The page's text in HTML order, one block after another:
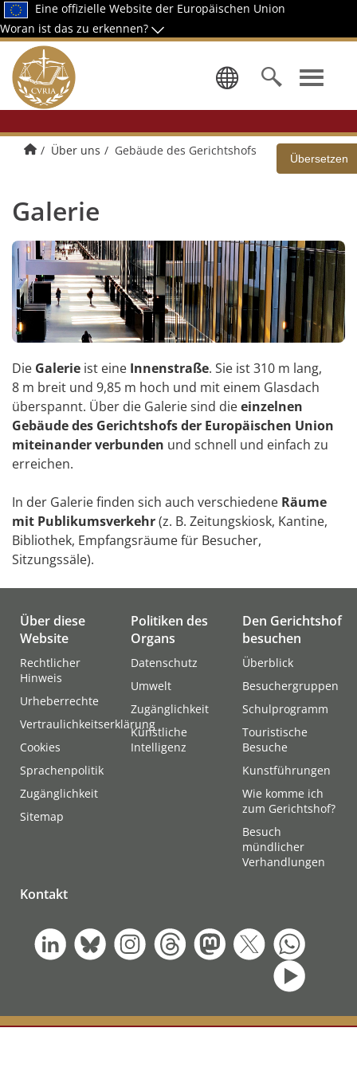
Eine offizielle Website der Europäischen Union
Woran ist das zu erkennen?
Wählen
HomeÜber uns Gebäude des Gerichtshofs
Übersetzen
Galerie
Die Galerie ist eine Innenstraße. Sie ist 310 m lang,
8 m breit und 9,85 m hoch und mit einem Glasdach
überspannt. Über die Galerie sind dieeinzelnen
Gebäude des Gerichtshofs der Europäischen Union
miteinander verbunden und schnell und einfach zu
erreichen.
In der Galerie finden sich auch verschiedene Räume
mit Publikumsverkehr(z. B. Zeitungskiosk, Kantine,
Bibliothek, Empfangsräume für Besucher,
Sitzungssäle).
Über diese
Website
Rechtlicher
Hinweis
Urheberrechte
Vertraulichkeitserklärung
Cookies
Sprachenpolitik
Zugänglichkeit
Sitemap
Politiken des
Organs
Datenschutz
Umwelt
Zugänglichkeit
Künstliche
Intelligenz
Den Gerichtshof
besuchen
Überblick
Besuchergruppen
Schulprogramm
Touristische
Besuche
Kunstführungen
Wie komme ich
zum Gerichtshof?
Besuch
mündlicher
Verhandlungen
Kontakt